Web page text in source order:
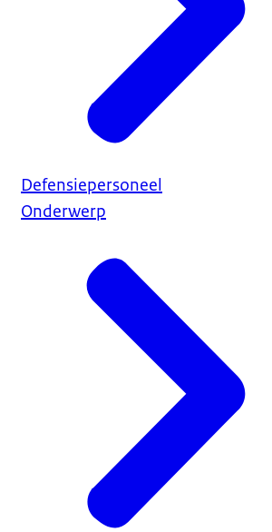
Defensiepersoneel
Onderwerp